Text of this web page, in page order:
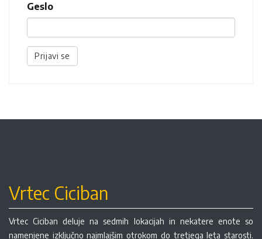
Geslo
Prijavi se
Vrtec Ciciban
Vrtec Ciciban deluje na sedmih lokacijah in nekatere enote so
namenjene izključno najmlajšim otrokom do tretjega leta starosti.